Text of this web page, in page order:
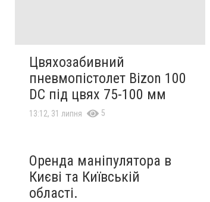
Водійки тролейбусів ЧТУ
Цвяхозабивний
пневмопістолет Bizon 100
DC під цвях 75-100 мм
13:12, 31 липня 5
Оренда маніпулятора в
Києві та Київській
області.